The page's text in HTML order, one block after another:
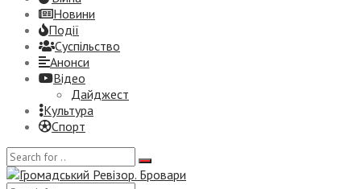
Новини
Події
Суспiльство
Анонси
Відео
Дайджест
Культура
Спорт